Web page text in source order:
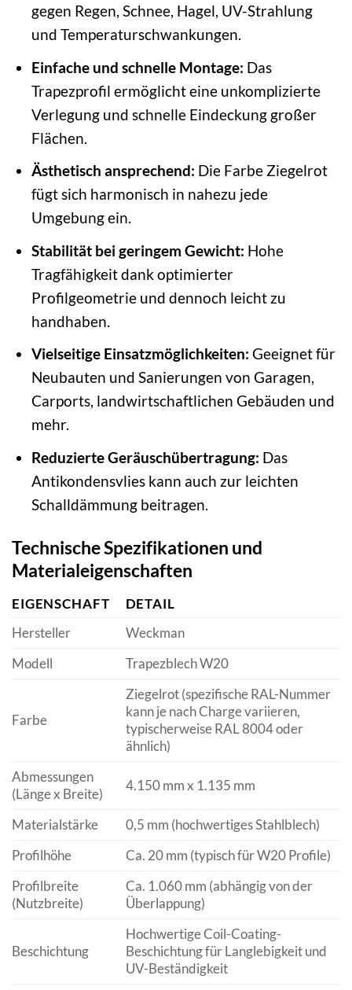
gegen Regen, Schnee, Hagel, UV-Strahlung
und Temperaturschwankungen.
Einfache und schnelle Montage: Das
Trapezprofil ermöglicht eine unkomplizierte
Verlegung und schnelle Eindeckung großer
Flächen.
Ästhetisch ansprechend: Die Farbe Ziegelrot
fügt sich harmonisch in nahezu jede
Umgebung ein.
Stabilität bei geringem Gewicht: Hohe
Tragfähigkeit dank optimierter
Profilgeometrie und dennoch leicht zu
handhaben.
Vielseitige Einsatzmöglichkeiten: Geeignet für
Neubauten und Sanierungen von Garagen,
Carports, landwirtschaftlichen Gebäuden und
mehr.
Reduzierte Geräuschübertragung: Das
Antikondensvlies kann auch zur leichten
Schalldämmung beitragen.
Technische Spezifikationen und
Materialeigenschaften
EIGENSCHAFT
DETAIL
Hersteller
Weckman
Modell
Trapezblech W20
Farbe
Ziegelrot (spezifische RAL-Nummer
kann je nach Charge variieren,
typischerweise RAL 8004 oder
ähnlich)
Abmessungen
(Länge x Breite)
4.150 mm x 1.135 mm
Materialstärke
0,5 mm (hochwertiges Stahlblech)
Profilhöhe
Ca. 20 mm (typisch für W20 Profile)
Profilbreite
(Nutzbreite)
Ca. 1.060 mm (abhängig von der
Überlappung)
Beschichtung
Hochwertige Coil-Coating-
Beschichtung für Langlebigkeit und
UV-Beständigkeit